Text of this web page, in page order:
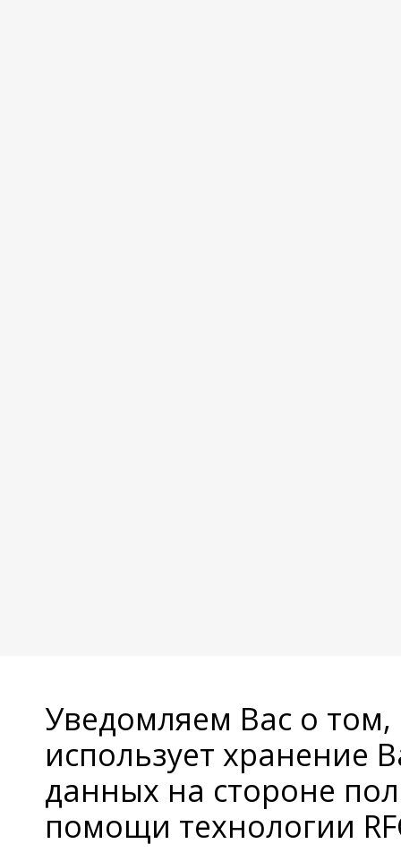
Уведомляем Вас о
использует хранение
данных на стороне
помощи технологии